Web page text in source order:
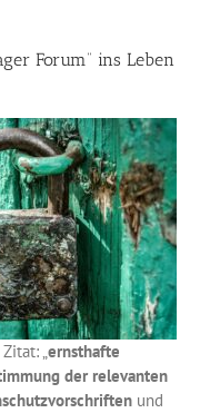
Forum“ ins Leben
„ernsthafte
der relevanten
und